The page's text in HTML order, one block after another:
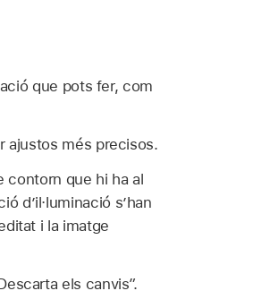
que pots fer, com
ajustos més precisos.
contorn que hi ha al
d’il·luminació s’han
i la imatge
els canvis”.